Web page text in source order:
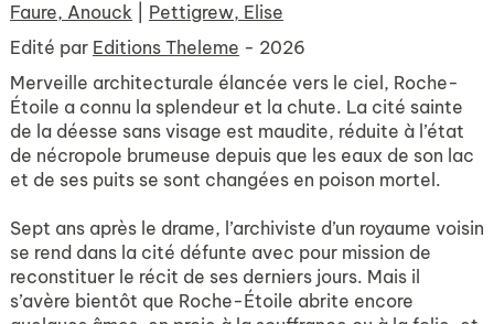
Faure, Anouck
Pettigrew, Elise
Edité par Editions Theleme - 2026
Merveille architecturale élancée vers le ciel, Roche-
Étoile a connu la splendeur et la chute. La cité sainte
de la déesse sans visage est maudite, réduite à l’état
de nécropole brumeuse depuis que les eaux de son lac
et de ses puits se sont changées en poison mortel.
Sept ans après le drame, l’archiviste d’un royaume voisin
se rend dans la cité défunte avec pour mission de
reconstituer le récit de ses derniers jours. Mais il
s’avère bientôt que Roche-Étoile abrite encore